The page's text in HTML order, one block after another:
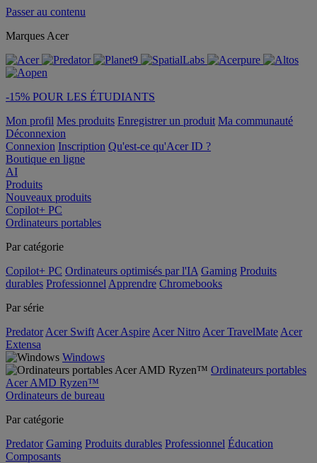
Passer au contenu
Marques Acer
-15% POUR LES ÉTUDIANTS
Mon profil Mes produits Enregistrer un produit Ma communauté
Déconnexion
Connexion Inscription Qu'est-ce qu'Acer ID ?
Boutique en ligne
AI
Produits
Nouveaux produits
Copilot+ PC
Ordinateurs portables
Par catégorie
Copilot+ PC Ordinateurs optimisés par l'IA Gaming Produits
durables Professionnel Apprendre Chromebooks
Par série
Predator Acer Swift Acer Aspire Acer Nitro Acer TravelMate Acer
Extensa
Windows
Ordinateurs portables
Acer AMD Ryzen™
Ordinateurs de bureau
Par catégorie
Predator Gaming Produits durables Professionnel Éducation
Composants